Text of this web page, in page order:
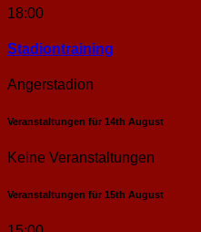
18:00
Stadion­training
Angerstadion
Veranstaltungen für 14th August
Keine Veranstaltungen
Veranstaltungen für 15th August